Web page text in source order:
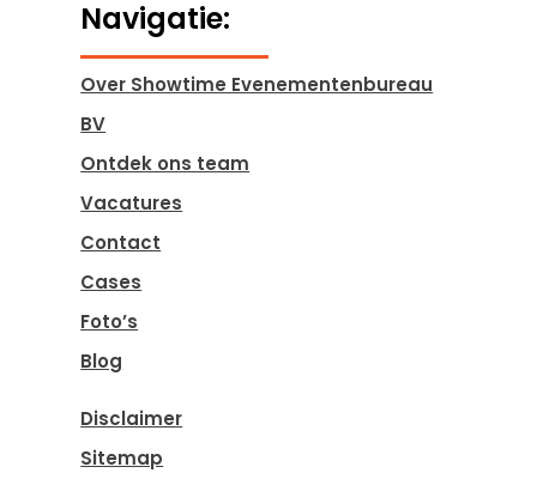
Navigatie:
Over Showtime Evenementenbureau
BV
Ontdek ons team
Vacatures
Contact
Cases
Foto’s
Blog
Disclaimer
Sitemap